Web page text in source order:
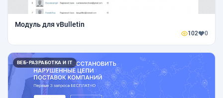
Модуль для vBulletin
102 0
ВЕБ-РАЗРАБОТКА И IT